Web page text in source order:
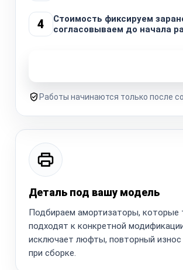
4
Стоимость фиксируем
согласовываем до начала
Работы начинаются только после
Деталь под вашу модель
Подбираем амортизаторы, которые
подходят к конкретной
исключает люфты, повторный
при сборке.